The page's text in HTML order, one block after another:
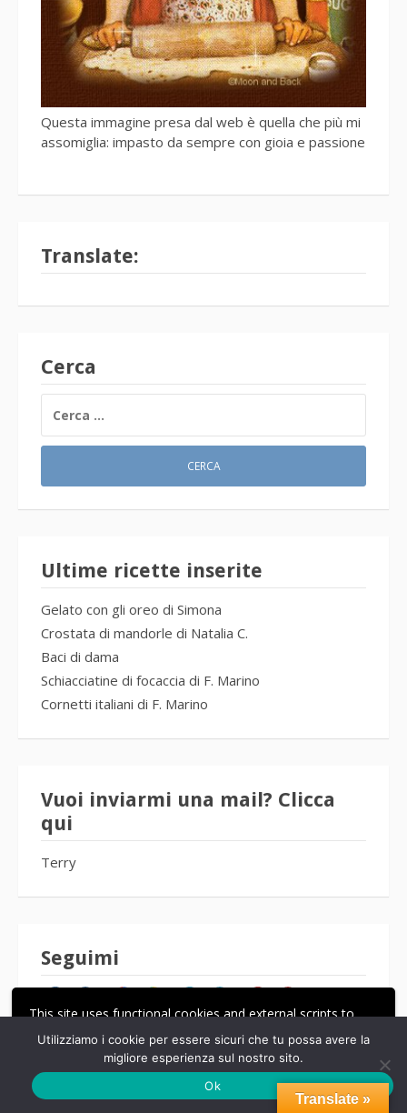
This site uses functional cookies and external scripts to
improve your experience.
LE MIE IMPOSTAZIONI
ACCETTA
Questa immagine presa dal web è quella che più mi
assomiglia: impasto da sempre con gioia e passione
Translate:
Cerca
PER:
Ultime ricette inserite
Gelato con gli oreo di Simona
Crostata di mandorle di Natalia C.
Baci di dama
Schiacciatine di focaccia di F. Marino
Cornetti italiani di F. Marino
Vuoi inviarmi una mail? Clicca
qui
Terry
Seguimi
Translate »
Utilizziamo i cookie per essere sicuri che tu possa avere la
migliore esperienza sul nostro sito.
Ok